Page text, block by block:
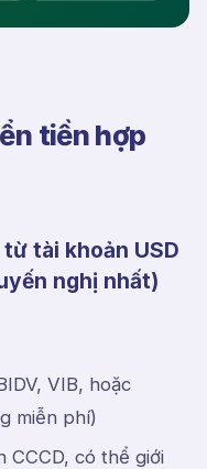
tiền hợp
tài khoản USD
nghị nhất)
VIB, hoặc
miễn phí)
CCCD, có thể giới